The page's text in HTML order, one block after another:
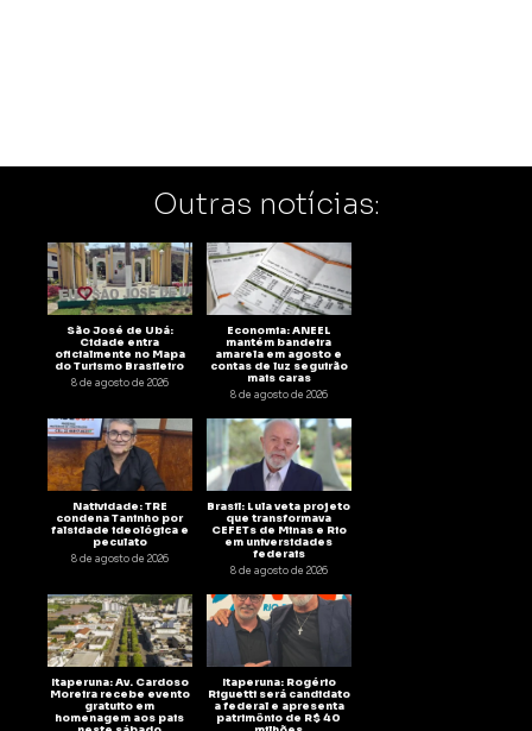
Outras notícias:
São José de Ubá:
Cidade entra
oficialmente no Mapa
do Turismo Brasileiro
8 de agosto de 2026
Economia: ANEEL
mantém bandeira
amarela em agosto e
contas de luz seguirão
mais caras
8 de agosto de 2026
Natividade: TRE
condena Taninho por
falsidade ideológica e
peculato
8 de agosto de 2026
Brasil: Lula veta projeto
que transformava
CEFETs de Minas e Rio
em universidades
federais
8 de agosto de 2026
Itaperuna: Av. Cardoso
Moreira recebe evento
gratuito em
homenagem aos pais
Itaperuna: Rogério
Riguetti será candidato
a federal e apresenta
patrimônio de R$ 40